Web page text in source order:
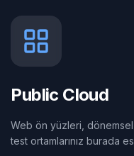
Public Cloud
Web ön yüzleri,
test ortamlarınız burada